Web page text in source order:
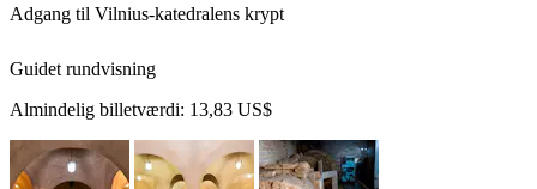
Adgang til Vilnius-katedralens krypt
Guidet rundvisning
Almindelig billetværdi: 13,83 US$